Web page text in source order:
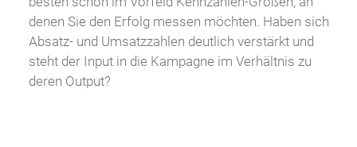
denen Sie den Erfolg messen möchten. Haben sich
Absatz- und Umsatzzahlen deutlich verstärkt und
steht der Input in die Kampagne im Verhältnis zu
deren Output?